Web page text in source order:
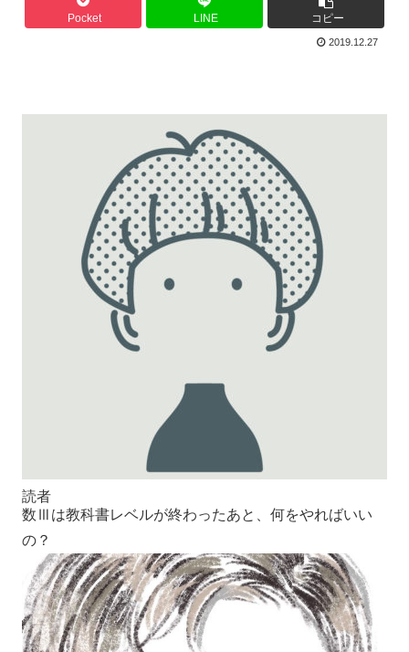
Pocket LINE コピー
2019.12.27
読者
数Ⅲは教科書レベルが終わったあと、何をやればいい
の？